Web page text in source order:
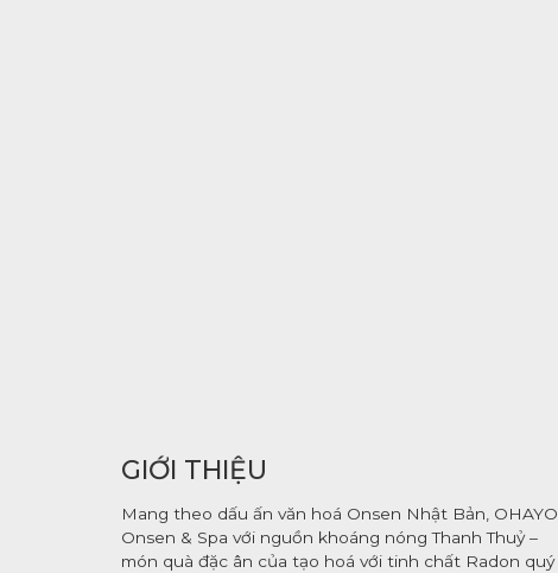
GIỚI THIỆU
Mang theo dấu ấn văn hoá Onsen Nhật Bản, OHAYO
Onsen & Spa với nguồn khoáng nóng Thanh Thuỷ –
món quà đặc ân của tạo hoá với tinh chất Radon quý